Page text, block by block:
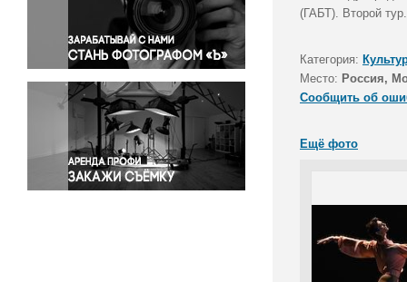
Правосудие
Происшествия и конфликты
Религия
Светская жизнь
Спорт
Экология
Экономика и бизнес
(ГАБТ). Второй
Категория:
Место: Россия,
Сообщить об
Ещё фото